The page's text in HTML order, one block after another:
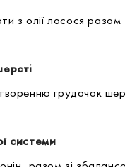
з олії лосося
грудочок
системи